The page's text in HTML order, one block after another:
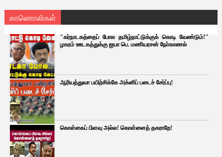
காணொலிகள்
"கர்நாடகத்தைப் போல தமிழ்நாட்டுக்குக் கொடி வேண்டும்!"
ழகரம் ஊடகத்துக்கு ஐயா பெ. மணியரசன் நோ்காணல்
ஆரியத்துவா பயிற்சிக்கே அக்னிப் படைச் சேர்ப்பு!
கொள்கைப் பிளவு அல்ல! கொள்ளைத் தகராறே!